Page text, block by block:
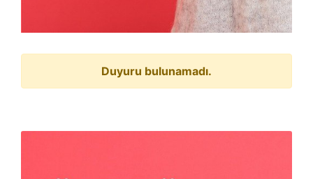
Duyuru bulunamadı.